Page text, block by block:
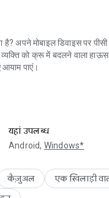
अपने मोबाइल डिवाइस पर
को क्रू में बदलने वाला हाऊस
पाएं।
यहां उपलब्ध
Android, Windows*
कैज़ुअल
एक खिलाड़ी